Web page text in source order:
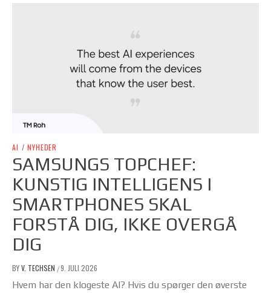
AI / NYHEDER
SAMSUNGS TOPCHEF:
KUNSTIG INTELLIGENS I
SMARTPHONES SKAL
FORSTÅ DIG, IKKE OVERGÅ
DIG
BYV. TECHSEN /9. JULI 2026
Hvem har den klogeste AI? Hvis du spørger den øverste